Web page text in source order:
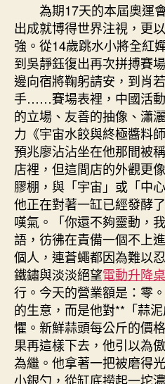
為期17天的本屆奧運
出成就博得世界注視，更
強。從14歲跳水小將全紅
到吳靜鈺復出再次拼搏賽
邊向宿將鞠躬請安，到肖
手……賽場表裡，中國活
的立場、友善的抽像、瀟
力《宇宙水餃與終極醬料
預兆廖沾沾坐在他那間被
店裡，但這間店的外觀更
膠棚，與「宇宙」或「中
他正在對著一缸已經發酵
嘆氣。「你還不夠靈動，
語，彷彿在責備一個不上
個人，連蒼蠅都因為難以
鐵鏽與淡淡絕望電動升降桌
行。今天的營業額是：零
的生意，而是他對**「蒜
懼。新鮮蒜頭每公斤的價
果再這樣下去，他引以為
為繼。他拿著一把被磨得
小銀勺，從缸底撈起一坨